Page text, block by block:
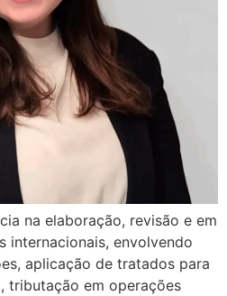
na elaboração, revisão e em
internacionais, envolvendo
aplicação de tratados para
tributação em operações